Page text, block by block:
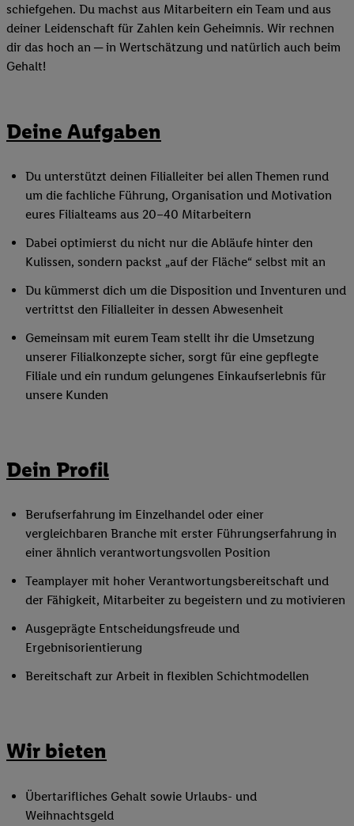
schiefgehen. Du machst aus Mitarbeitern ein Team und aus
deiner Leidenschaft für Zahlen kein Geheimnis. Wir rechnen
dir das hoch an ─ in Wertschätzung und natürlich auch beim
Gehalt!
Deine Aufgaben
Du unterstützt deinen Filialleiter bei allen Themen rund
um die fachliche Führung, Organisation und Motivation
eures Filialteams aus 20–40 Mitarbeitern
Dabei optimierst du nicht nur die Abläufe hinter den
Kulissen, sondern packst „auf der Fläche“ selbst mit an
Du kümmerst dich um die Disposition und Inventuren und
vertrittst den Filialleiter in dessen Abwesenheit
Gemeinsam mit eurem Team stellt ihr die Umsetzung
unserer Filialkonzepte sicher, sorgt für eine gepflegte
Filiale und ein rundum gelungenes Einkaufserlebnis für
unsere Kunden
Dein Profil
Berufserfahrung im Einzelhandel oder einer
vergleichbaren Branche mit erster Führungserfahrung in
einer ähnlich verantwortungsvollen Position
Teamplayer mit hoher Verantwortungsbereitschaft und
der Fähigkeit, Mitarbeiter zu begeistern und zu motivieren
Ausgeprägte Entscheidungsfreude und
Ergebnisorientierung
Bereitschaft zur Arbeit in flexiblen Schichtmodellen
Wir bieten
Übertarifliches Gehalt sowie Urlaubs- und
Weihnachtsgeld